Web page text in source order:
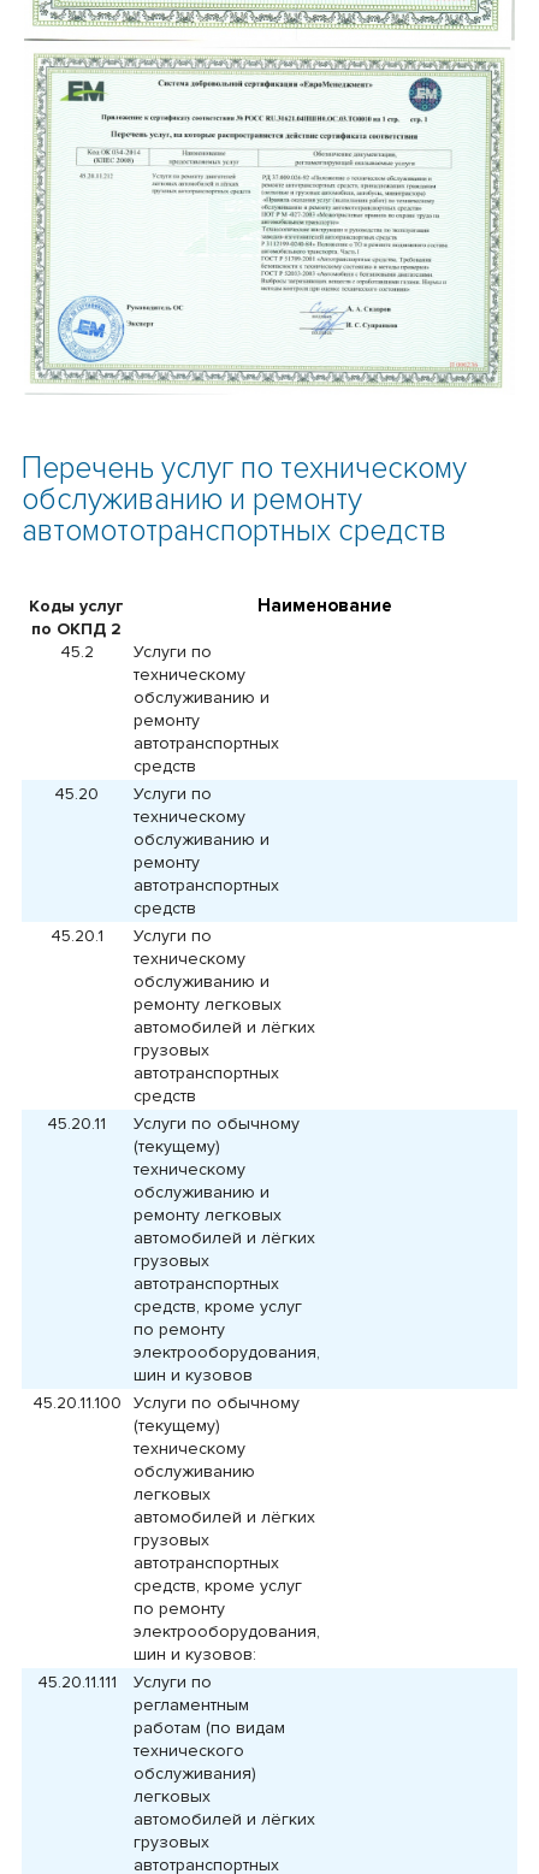
Перечень услуг по техническому
обслуживанию и ремонту
автомототранспортных средств
Коды услуг
по ОКПД 2
Наименование
45.2
Услуги по
техническому
обслуживанию и
ремонту
автотранспортных
средств
45.20
Услуги по
техническому
обслуживанию и
ремонту
автотранспортных
средств
45.20.1
Услуги по
техническому
обслуживанию и
ремонту легковых
автомобилей и лёгких
грузовых
автотранспортных
средств
45.20.11
Услуги по обычному
(текущему)
техническому
обслуживанию и
ремонту легковых
автомобилей и лёгких
грузовых
автотранспортных
средств, кроме услуг
по ремонту
электрооборудования,
шин и кузовов
45.20.11.100
Услуги по обычному
(текущему)
техническому
обслуживанию
легковых
автомобилей и лёгких
грузовых
автотранспортных
средств, кроме услуг
по ремонту
электрооборудования,
шин и кузовов:
45.20.11.111
Услуги по
регламентным
работам (по видам
технического
обслуживания)
легковых
автомобилей и лёгких
грузовых
автотранспортных